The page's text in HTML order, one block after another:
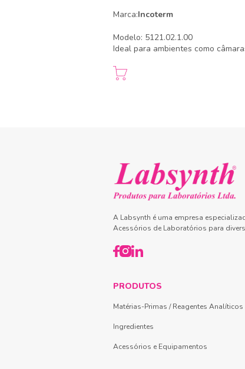
Marca:Incoterm
Modelo: 5121.02.1.00
Ideal para ambientes como
A Labsynth é uma empresa
Acessórios de Laboratórios para
PRODUTOS
Matérias-Primas / Reagentes Analíticos
Ingredientes
Acessórios e Equipamentos